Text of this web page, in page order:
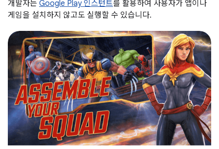
개발자는 Google Play 인스턴트를 활용하여 사용자가 앱이나
게임을 설치하지 않고도 실행할 수 있습니다.